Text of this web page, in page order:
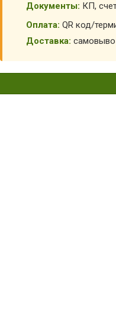
Документы: КП,
Оплата: QR код/
Доставка: